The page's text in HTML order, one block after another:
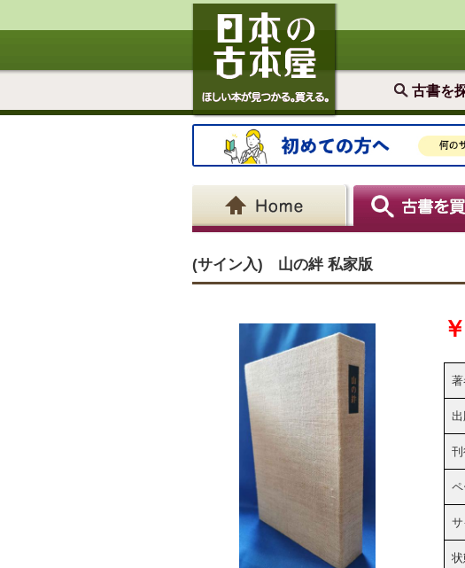
古書を
(サイン入) 山の絆 私家版
出